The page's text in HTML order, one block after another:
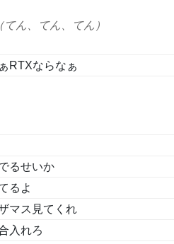
てん、てん、てん）
RTXならなぁ
るせいか
るよ
マス見てくれ
入れろ